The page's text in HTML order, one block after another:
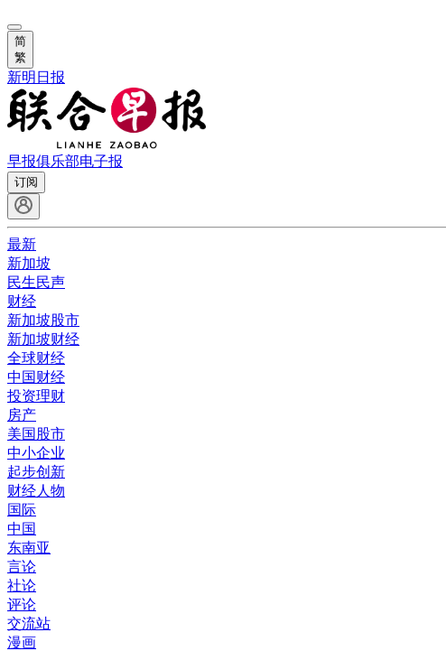
简
繁
新明日报
早报俱乐部电子报
订阅
最新
新加坡
民生民声
财经
新加坡股市
新加坡财经
全球财经
中国财经
投资理财
房产
美国股市
中小企业
起步创新
财经人物
国际
中国
东南亚
言论
社论
评论
交流站
漫画